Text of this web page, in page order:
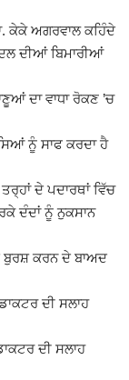
ਕੇਕੇ ਅਗਰਵਾਲ ਕਹਿੰਦੇ
ਦੀਆਂ ਬਿਮਾਰੀਆਂ
ਦਾ ਵਾਧਾ ਰੋਕਣ ’ਚ
ਨੂੰ ਸਾਫ ਕਰਦਾ ਹੈ
ਦੇ ਪਦਾਰਥਾਂ ਵਿੱਚ
ਦੰਦਾਂ ਨੂੰ ਨੁਕਸਾਨ
ਬੁਰਸ਼ ਕਰਨ ਦੇ ਬਾਅਦ
ਦੀ ਸਲਾਹ
ਦੀ ਸਲਾਹ